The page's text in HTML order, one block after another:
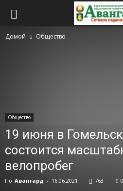
Домой Общество
Общество
19 июня в
состоится
велопробег
По Авангард - 16.06.2021 763 0